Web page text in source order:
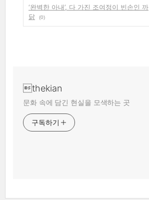
‘완벽한 아내’, 다 가진 조여정이 빈손인 까
닭
(0)
thekian
문화 속에 담긴 현실을 모색하는 곳
구독하기